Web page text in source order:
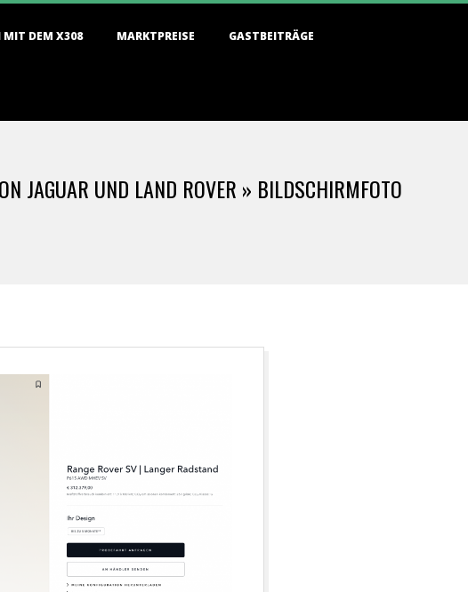
MIT DEM X308 MARKTPREISE GASTBEITRÄGE
JAGUAR UND LAND ROVER » BILDSCHIRMFOTO